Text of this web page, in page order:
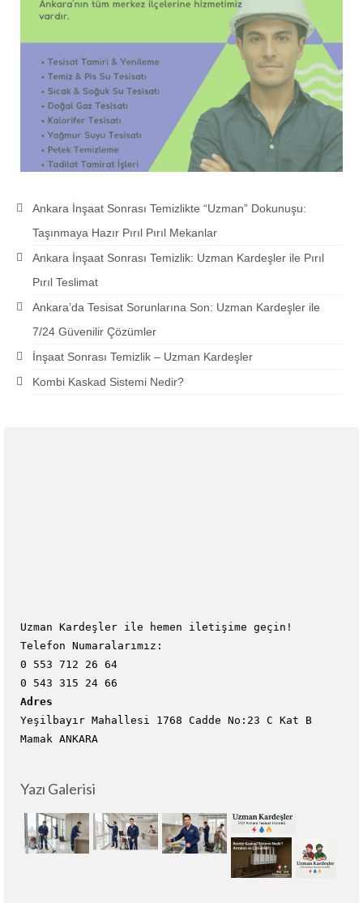
Ankara İnşaat Sonrası Temizlikte “Uzman” Dokunuşu:
Taşınmaya Hazır Pırıl Pırıl Mekanlar
Ankara İnşaat Sonrası Temizlik: Uzman Kardeşler ile Pırıl
Pırıl Teslimat
Ankara’da Tesisat Sorunlarına Son: Uzman Kardeşler ile
7/24 Güvenilir Çözümler
İnşaat Sonrası Temizlik – Uzman Kardeşler
Kombi Kaskad Sistemi Nedir?
Uzman Kardeşler ile hemen iletişime geçin!
Telefon Numaralarımız:
0 553 712 26 64
0 543 315 24 66
Adres
Yeşilbayır Mahallesi 1768 Cadde No:23 C Kat B
Mamak ANKARA
Yazı Galerisi